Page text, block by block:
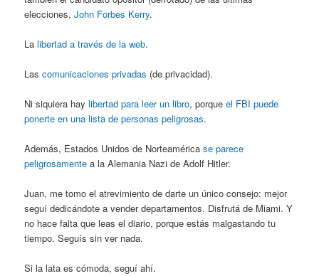
elecciones,John Forbes Kerry.
Lalibertad a través de la web.
Lascomunicaciones privadas (de privacidad).
Ni siquiera haylibertad para leer un libro, porqueel FBI puede
ponerte en una lista de personas peligrosas.
Además, Estados Unidos de Norteaméricase parece
peligrosamente a la Alemania Nazi de Adolf Hitler.
Juan, me tomo el atrevimiento de darte un único consejo: mejor
seguí dedicándote a vender departamentos. Disfrutá de Miami. Y
no hace falta que leas el diario, porque estás malgastando tu
tiempo. Seguís sin ver nada.
Si la lata es cómoda, seguí ahí.